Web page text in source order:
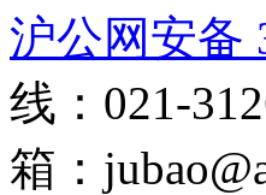
沪公网安备
线：021-
箱：